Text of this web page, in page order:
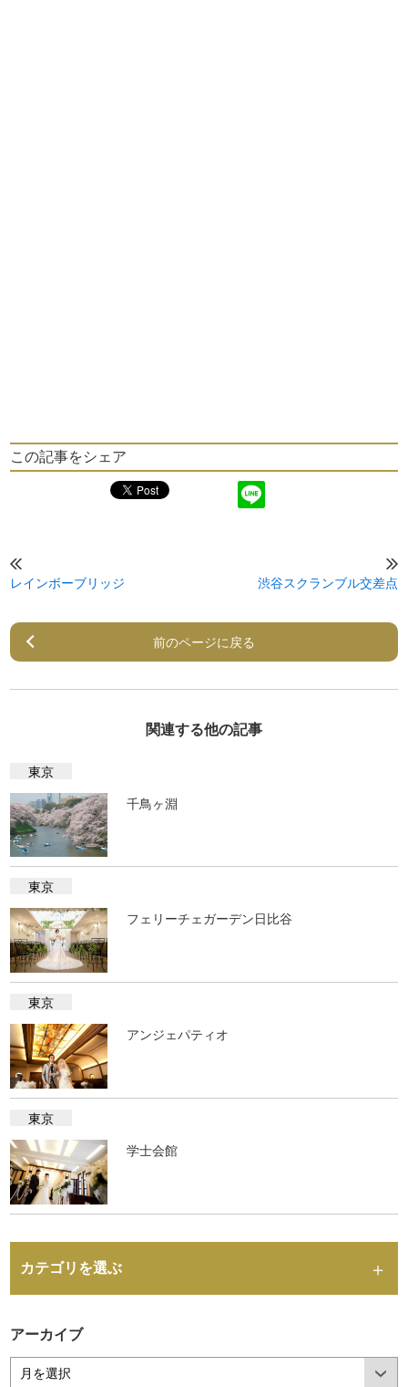
この記事をシェア
レインボーブリッジ 渋谷スクランブル交差点
前のページに戻る
関連する他の記事
東京
千鳥ヶ淵
東京
フェリーチェガーデン日比谷
東京
アンジェパティオ
東京
学士会館
カテゴリを選ぶ
アーカイブ